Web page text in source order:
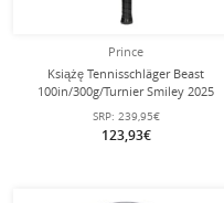
Prince
Książę Tennisschläger Beast
100in/300g/Turnier Smiley 2025
SRP: 239,95€
123,93€